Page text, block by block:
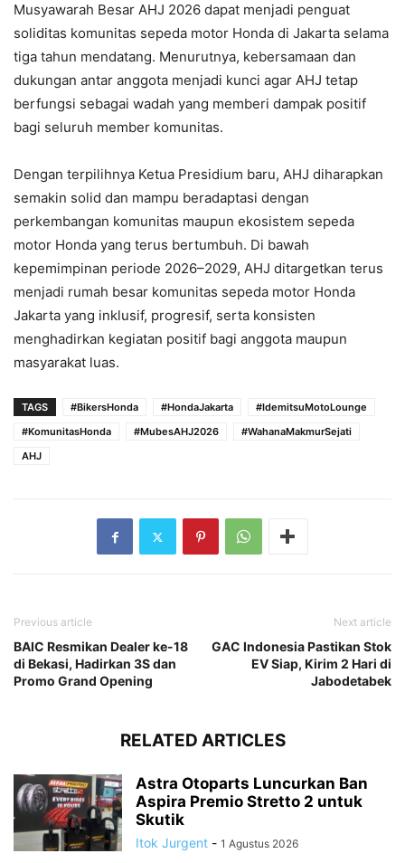
Musyawarah Besar AHJ 2026 dapat menjadi penguat
soliditas komunitas sepeda motor Honda di Jakarta selama
tiga tahun mendatang. Menurutnya, kebersamaan dan
dukungan antar anggota menjadi kunci agar AHJ tetap
berfungsi sebagai wadah yang memberi dampak positif
bagi seluruh member komunitas.
Dengan terpilihnya Ketua Presidium baru, AHJ diharapkan
semakin solid dan mampu beradaptasi dengan
perkembangan komunitas maupun ekosistem sepeda
motor Honda yang terus bertumbuh. Di bawah
kepemimpinan periode 2026–2029, AHJ ditargetkan terus
menjadi rumah besar komunitas sepeda motor Honda
Jakarta yang inklusif, progresif, serta konsisten
menghadirkan kegiatan positif bagi anggota maupun
masyarakat luas.
TAGS #BikersHonda #HondaJakarta
#IdemitsuMotoLounge
#KomunitasHonda
#MubesAHJ2026
#WahanaMakmurSejati
AHJ
Previous article
BAIC Resmikan Dealer ke-18
di Bekasi, Hadirkan 3S dan
Promo Grand Opening
Next article
GAC Indonesia Pastikan Stok
EV Siap, Kirim 2 Hari di
Jabodetabek
RELATED ARTICLES
Astra Otoparts Luncurkan Ban
Aspira Premio Stretto 2 untuk
Skutik
Itok Jurgent - 1 Agustus 2026